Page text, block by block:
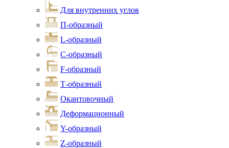
Для внутренних углов
П-образный
L-образный
С-образный
F-образный
Т-образный
Окантовочный
Деформационный
Y-образный
Z-образный